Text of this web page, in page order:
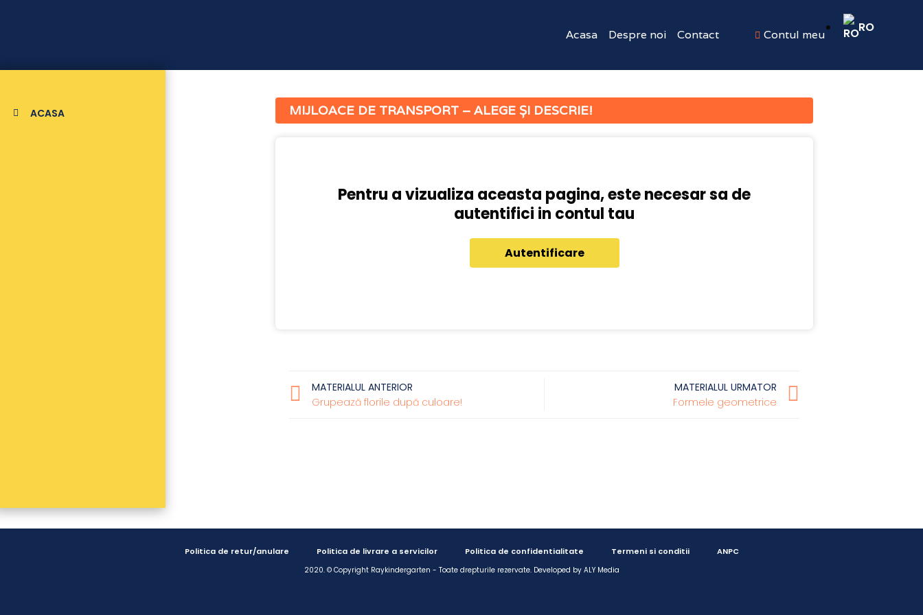
Acasa Despre noi Contact Contul meu RO
ACASA MIJLOACE DE TRANSPORT – ALEGE ȘI DESCRIE!
Pentru a vizualiza aceasta pagina, este necesar sa de
autentifici in contul tau
Autentificare
MATERIALUL ANTERIOR
Grupează florile după culoare!
MATERIALUL URMATOR
Formele geometrice
Politica de retur/anulare Politica de livrare a servicilor Politica de confidentialitate Termeni si conditii ANPC
2020. © Copyright Raykindergarten - Toate drepturile rezervate. Developed by ALY Media